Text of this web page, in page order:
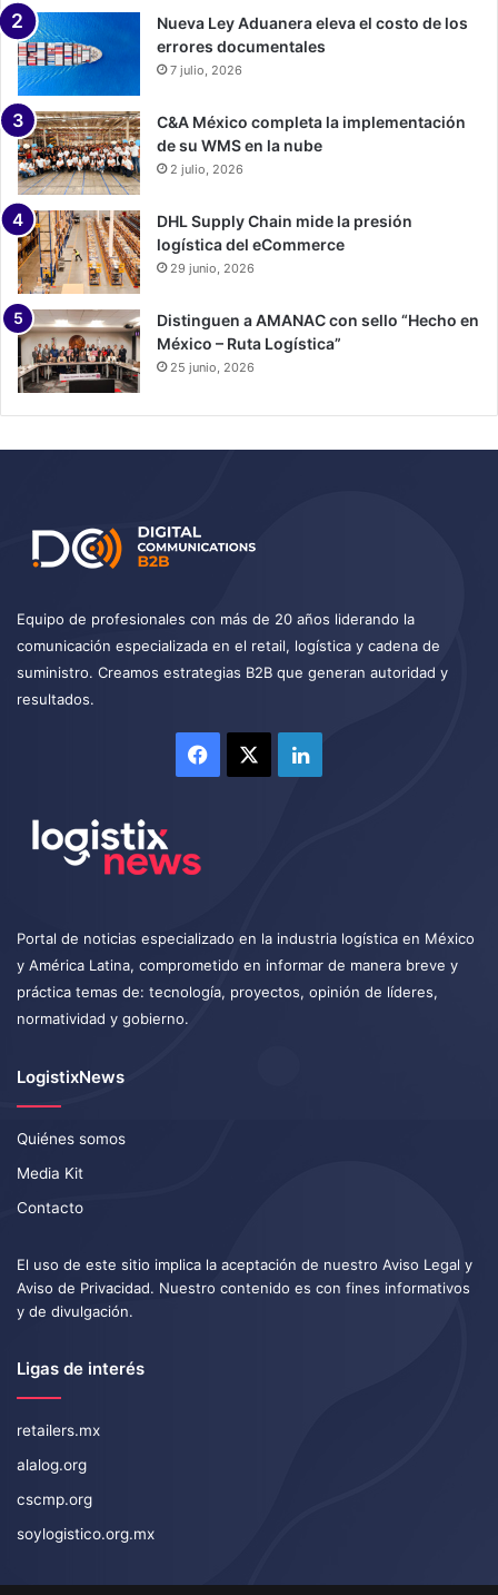
Nueva Ley Aduanera eleva el costo de los
errores documentales
7 julio, 2026
C&A México completa la implementación
de su WMS en la nube
2 julio, 2026
DHL Supply Chain mide la presión
logística del eCommerce
29 junio, 2026
Distinguen a AMANAC con sello “Hecho en
México – Ruta Logística”
25 junio, 2026
Equipo de profesionales con más de 20 años liderando la
comunicación especializada en el retail, logística y cadena de
suministro. Creamos estrategias B2B que generan autoridad y
resultados.
Facebook LinkedIn
Portal de noticias especializado en la industria logística en México
y América Latina, comprometido en informar de manera breve y
práctica temas de: tecnología, proyectos, opinión de líderes,
normatividad y gobierno.
LogistixNews
Quiénes somos
Media Kit
Contacto
El uso de este sitio implica la aceptación de nuestro Aviso Legal y
Aviso de Privacidad. Nuestro contenido es con fines informativos
y de divulgación.
Ligas de interés
retailers.mx
alalog.org
cscmp.org
soylogistico.org.mx